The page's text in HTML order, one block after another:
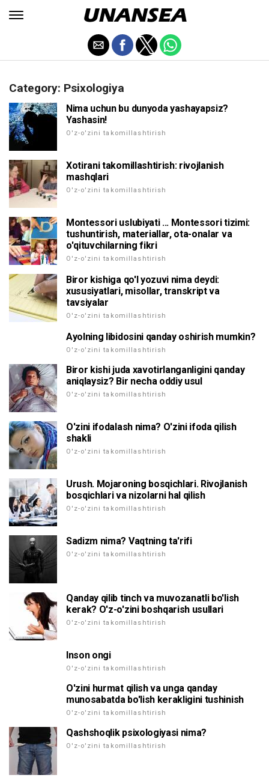
Category: Psixologiya
Nima uchun bu dunyoda yashayapsiz?
Yashasin!
O'z-o'zini takomillashtirish
Xotirani takomillashtirish: rivojlanish
mashqlari
O'z-o'zini takomillashtirish
Montessori uslubiyati ... Montessori tizimi:
tushuntirish, materiallar, ota-onalar va
o'qituvchilarning fikri
O'z-o'zini takomillashtirish
Biror kishiga qo'l yozuvi nima deydi:
xususiyatlari, misollar, transkript va
tavsiyalar
O'z-o'zini takomillashtirish
Ayolning libidosini qanday oshirish mumkin?
O'z-o'zini takomillashtirish
Biror kishi juda xavotirlanganligini qanday
aniqlaysiz? Bir necha oddiy usul
O'z-o'zini takomillashtirish
O'zini ifodalash nima? O'zini ifoda qilish
shakli
O'z-o'zini takomillashtirish
Urush. Mojaroning bosqichlari. Rivojlanish
bosqichlari va nizolarni hal qilish
O'z-o'zini takomillashtirish
Sadizm nima? Vaqtning ta'rifi
O'z-o'zini takomillashtirish
Qanday qilib tinch va muvozanatli bo'lish
kerak? O'z-o'zini boshqarish usullari
O'z-o'zini takomillashtirish
Inson ongi
O'z-o'zini takomillashtirish
O'zini hurmat qilish va unga qanday
munosabatda bo'lish kerakligini tushinish
O'z-o'zini takomillashtirish
Qashshoqlik psixologiyasi nima?
O'z-o'zini takomillashtirish